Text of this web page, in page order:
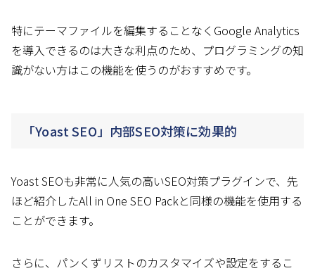
特にテーマファイルを編集することなくGoogle Analytics
を導入できるのは大きな利点のため、プログラミングの知
識がない方はこの機能を使うのがおすすめです。
「Yoast SEO」内部SEO対策に効果的
Yoast SEOも非常に人気の高いSEO対策プラグインで、先
ほど紹介したAll in One SEO Packと同様の機能を使用する
ことができます。
さらに、パンくずリストのカスタマイズや設定をするこ